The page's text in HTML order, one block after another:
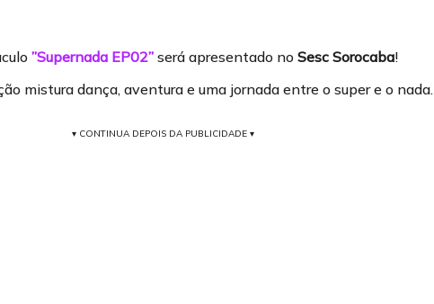
”Supernada EP02” será apresentado no Sesc Sorocaba!
mistura dança, aventura e uma jornada entre o super e o nada.
▾ CONTINUA DEPOIS DA PUBLICIDADE ▾